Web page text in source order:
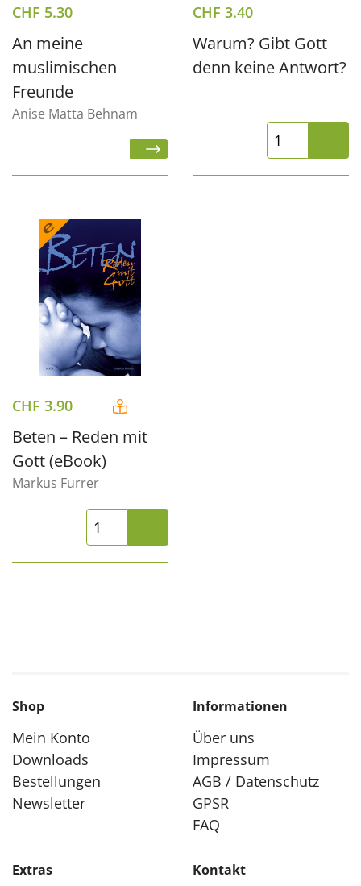
CHF 5.30
An meine
muslimischen
Freunde
Anise Matta Behnam
CHF 3.40
Warum? Gibt Gott
denn keine Antwort?
CHF 3.90
Beten – Reden mit
Gott (eBook)
Markus Furrer
Shop
Mein Konto
Downloads
Bestellungen
Newsletter
Informationen
Über uns
Impressum
AGB / Datenschutz
GPSR
FAQ
Extras Kontakt